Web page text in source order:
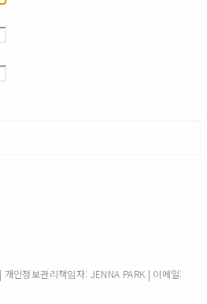
인정보관리책임자: JENNA PARK | 이메일: